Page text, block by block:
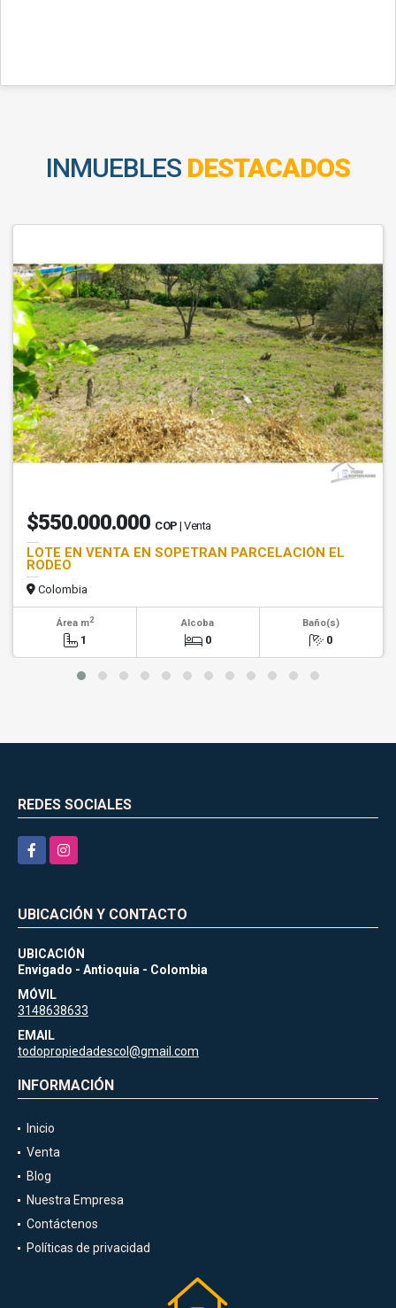
INMUEBLES DESTACADOS
$550.000.000 COP | Venta
LOTE EN VENTA EN SOPETRAN PARCELACIÓN EL
RODEO
Colombia
Área m2
1
Alcoba
0
Baño(s)
0
REDES SOCIALES
FacebookInstagram
UBICACIÓN
Envigado - Antioquia - Colombia
MÓVIL
3148638633
EMAIL
todopropiedadescol@gmail.com
Inicio
Venta
Blog
Nuestra Empresa
Contáctenos